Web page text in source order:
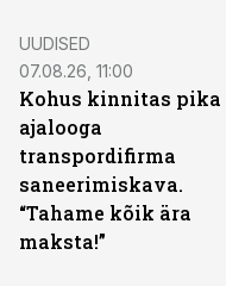
UUDISED
07.08.26, 11:00
Kohus kinnitas pika
ajalooga
transpordifirma
saneerimiskava.
“Tahame kõik ära
maksta!”